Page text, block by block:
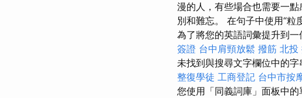
漫的人，有些場合也需要一
別和難忘。 在句子中使用“粒
為了將您的英語詞彙提升到
簽證 台中肩頸放鬆 撥筋 北投
未找到與搜尋文字欄位中的
整復學徒 工商登記 台中市按
您使用「同義詞庫」面板中